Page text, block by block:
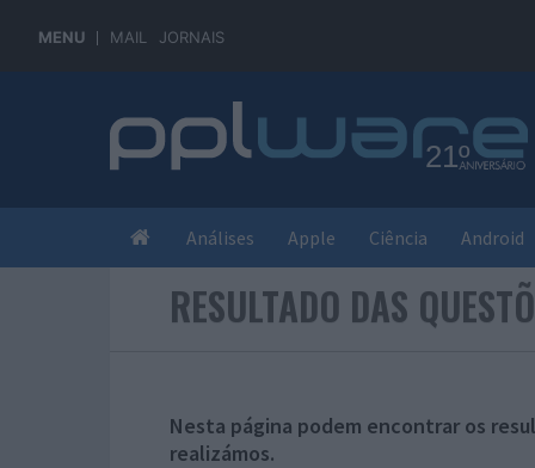
MENU MAIL JORNAIS
Análises Apple Ciência Android
RESULTADO DAS
Nesta página podem encontrar os
realizámos.